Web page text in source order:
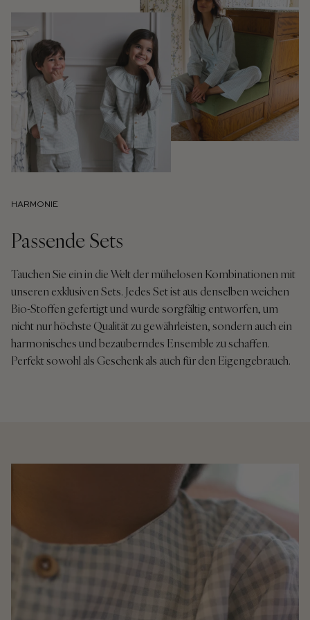
HARMONIE
Passende Sets
Tauchen Sie ein in die Welt der mühelosen Kombinationen mit
unseren exklusiven Sets. Jedes Set ist aus denselben weichen
Bio-Stoffen gefertigt und wurde sorgfältig entworfen, um
nicht nur höchste Qualität zu gewährleisten, sondern auch ein
harmonisches und bezauberndes Ensemble zu schaffen.
Perfekt sowohl als Geschenk als auch für den Eigengebrauch.